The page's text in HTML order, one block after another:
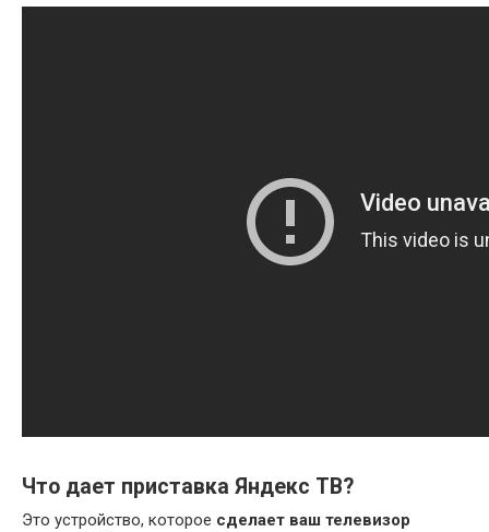
Что дает приставка Яндекс ТВ?
Это устройство, которое сделает ваш телевизор